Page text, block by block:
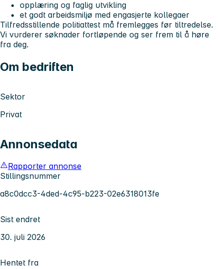
opplæring og faglig utvikling
et godt arbeidsmiljø med engasjerte kollegaer
Tilfredsstillende politiattest må fremlegges før tiltredelse.
Vi vurderer søknader fortløpende og ser frem til å høre
fra deg.
Om bedriften
Sektor
Privat
Annonsedata
Rapporter annonse
Stillingsnummer
a8c0dcc3-4ded-4c95-b223-02e6318013fe
Sist endret
30. juli 2026
Hentet fra